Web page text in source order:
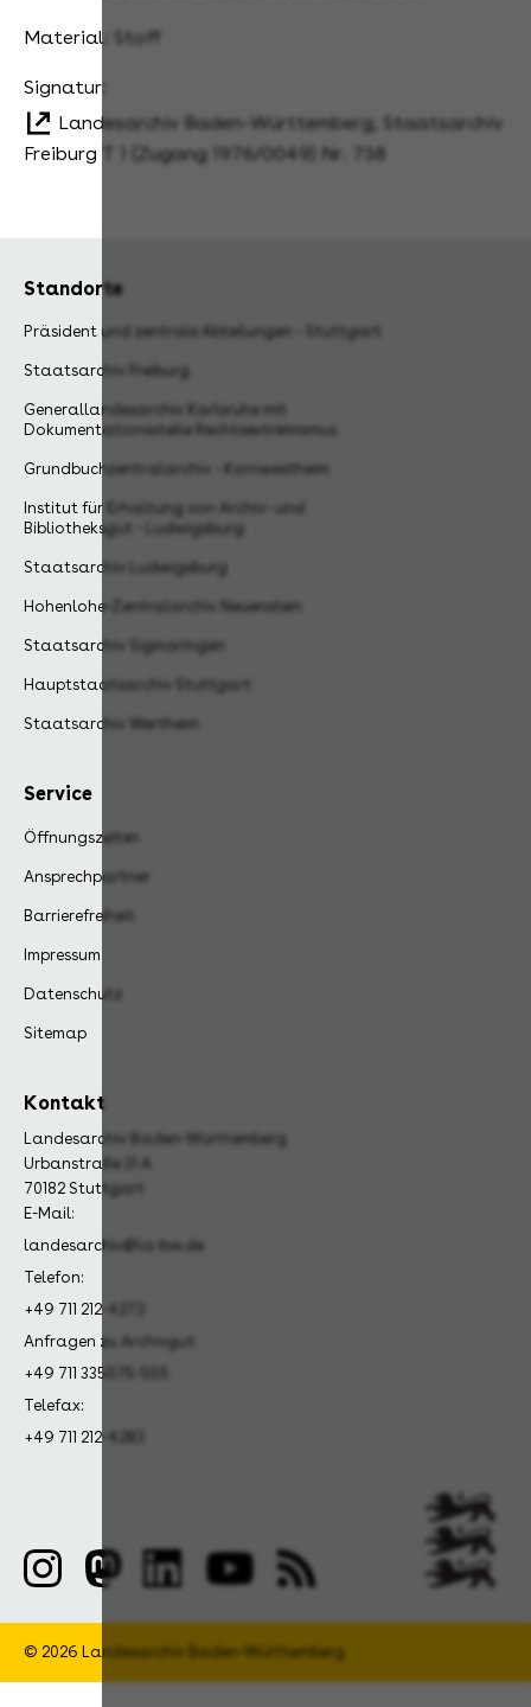
Material: Stoff
Signatur:
Landesarchiv Baden-Württemberg, Staatsarchiv
Freiburg T 1 (Zugang 1976/0049) Nr. 738
Standorte
Präsident und zentrale Abteilungen - Stuttgart
Staatsarchiv Freiburg
Generallandesarchiv Karlsruhe mit
Dokumentationsstelle Rechtsextremismus
Grundbuchzentralarchiv - Kornwestheim
Institut für Erhaltung von Archiv- und
Bibliotheksgut - Ludwigsburg
Staatsarchiv Ludwigsburg
Hohenlohe-Zentralarchiv Neuenstein
Staatsarchiv Sigmaringen
Hauptstaatsarchiv Stuttgart
Staatsarchiv Wertheim
Service
Öffnungszeiten
Ansprechpartner
Barrierefreiheit
Impressum
Datenschutz
Sitemap
Kontakt
Landesarchiv Baden-Württemberg
Urbanstraße 31 A
70182 Stuttgart
E-Mail:
landesarchiv@la-bw.de
Telefon:
+49 711 212-4272
Anfragen zu Archivgut:
+49 711 335075-555
Telefax:
+49 711 212-4283
© 2026 Landesarchiv Baden-Württemberg